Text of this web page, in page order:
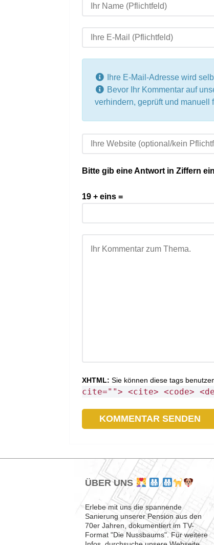
Ihre E-Mail-Adresse wird
Bevor Ihr Kommentar auf
verhindern, geprüft und manuell
Bitte gib eine Antwort in Ziffern
19 + eins =
XHTML: Sie können diese tags
cite=""> <cite> <code>
ÜBER UNS
Erlebe mit uns die spannende
Sanierung unserer Pension aus den
70er Jahren, dokumentiert im TV-
Format "Die Nussbaums". Für weitere